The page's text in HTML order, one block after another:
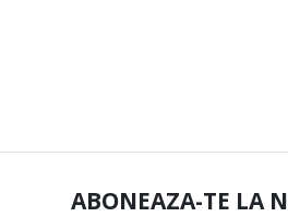
ABONEAZA-TE LA